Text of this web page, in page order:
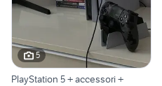
5
PlayStation 5 + accessori +